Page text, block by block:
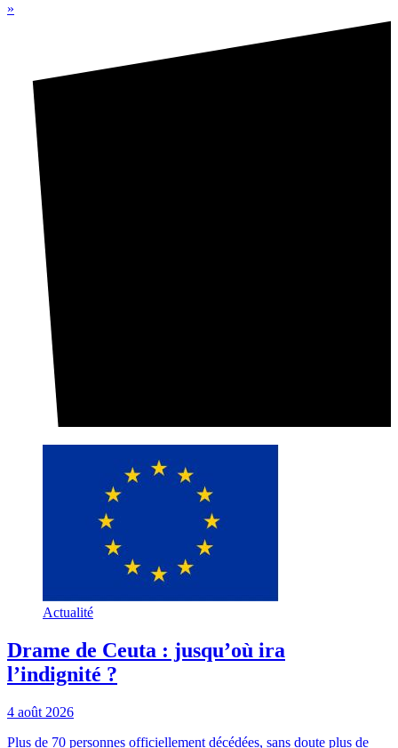
»
Actualité
Drame de Ceuta : jusqu’où ira
l’indignité ?
4 août 2026
Plus de 70 personnes officiellement décédées, sans doute plus de